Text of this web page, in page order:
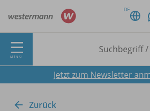
DE
MENÜ
Jetzt zum Newsletter
Zurück